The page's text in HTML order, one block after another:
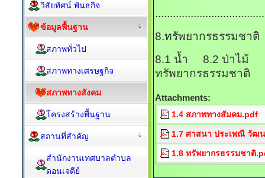
8.ทรัพยากรธรรมชาติ
8.1 น้ำ 8.2 ป่าไม้
ทรัพยากรธรรมชาติ
Attachments:
1.4 สภาพทางสัมคม.pdf
1.7 ศาสนา ประเพณี วัฒ
1.8 ทรัพยากรธรรมชาติ
วิสัยทัศน์ พันธกิจ
ข้อมูลพื้นฐาน
สภาพทั่วไป
สภาพทางเศรษฐกิจ
สภาพทางสังคม
โครงสร้างพื้นฐาน
สถานที่สำคัญ
สำนักงานเทศบาลตำบล
ดอนเจดีย์